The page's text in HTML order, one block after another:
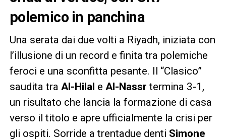
polemico in panchina
Una serata dai due volti a Riyadh, iniziata con
l’illusione di un record e finita tra polemiche
feroci e una sconfitta pesante. Il “Clasico”
saudita tra Al-Hilal e Al-Nassr termina 3-1,
un risultato che lancia la formazione di casa
verso il titolo e apre ufficialmente la crisi per
gli ospiti. Sorride a trentadue denti Simone